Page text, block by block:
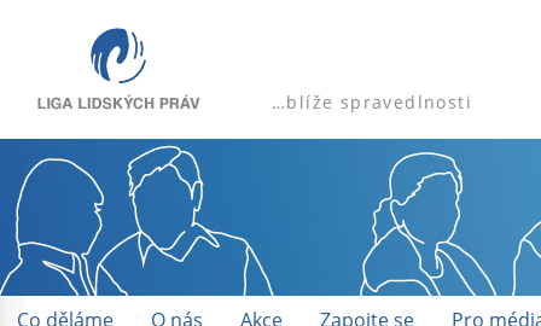
…blíže spravedlnosti
Co děláme O nás Akce Zapojte se Pro